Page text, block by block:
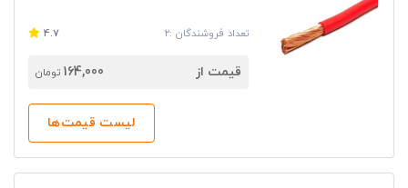
تعداد فروشندگان :2 4.7
قیمت از 164,000 تومان
لیست قیمت‌ها